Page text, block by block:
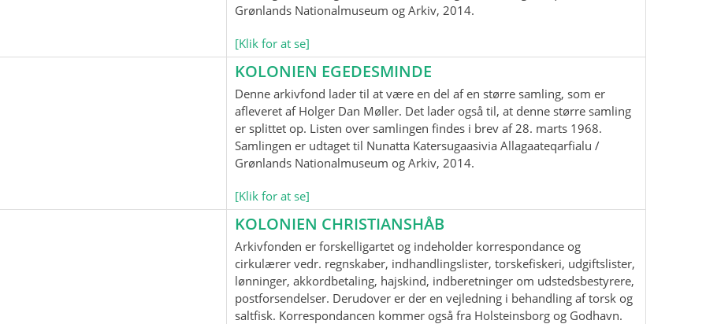
Grønlands Nationalmuseum og Arkiv, 2014.
[Klik for at se]
KOLONIEN EGEDESMINDE
Denne arkivfond lader til at være en del af en større samling, som er
afleveret af Holger Dan Møller. Det lader også til, at denne større samling
er splittet op. Listen over samlingen findes i brev af 28. marts 1968.
Samlingen er udtaget til Nunatta Katersugaasivia Allagaateqarfialu /
Grønlands Nationalmuseum og Arkiv, 2014.
[Klik for at se]
KOLONIEN CHRISTIANSHÅB
Arkivfonden er forskelligartet og indeholder korrespondance og
cirkulærer vedr. regnskaber, indhandlingslister, torskefiskeri, udgiftslister,
lønninger, akkordbetaling, hajskind, indberetninger om udstedsbestyrere,
postforsendelser. Derudover er der en vejledning i behandling af torsk og
saltfisk. Korrespondancen kommer også fra Holsteinsborg og Godhavn.